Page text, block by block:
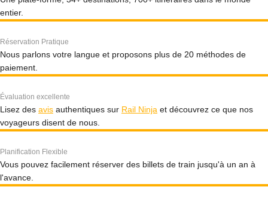
entier.
Réservation Pratique
Nous parlons votre langue et proposons plus de 20 méthodes de
paiement.
Évaluation excellente
Lisez des avis authentiques sur Rail Ninja et découvrez ce que nos
voyageurs disent de nous.
Planification Flexible
Vous pouvez facilement réserver des billets de train jusqu'à un an à
l'avance.